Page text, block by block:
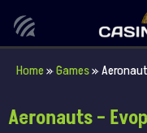
Home»Games»
Aeronauts –